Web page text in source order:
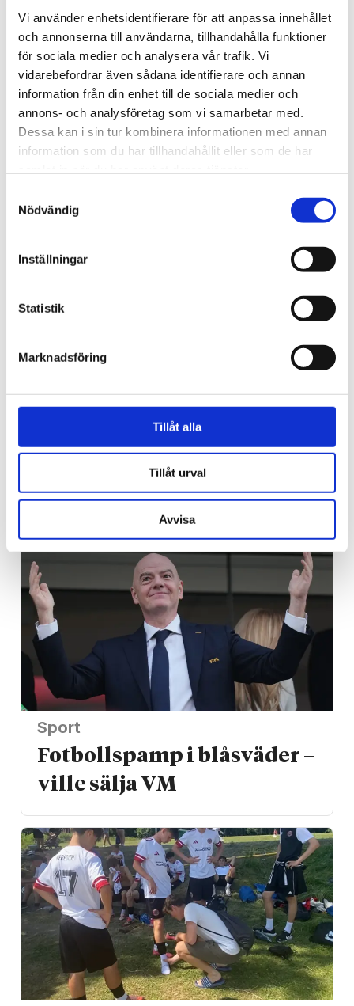
Vi använder enhetsidentifierare för att anpassa innehållet
och annonserna till användarna, tillhandahålla funktioner
för sociala medier och analysera vår trafik. Vi
vidarebefordrar även sådana identifierare och annan
information från din enhet till de sociala medier och
annons- och analysföretag som vi samarbetar med.
Dessa kan i sin tur kombinera informationen med annan
information som du har tillhandahållit eller som de har
Nödvändig
Inställningar
Statistik
Marknadsföring
Tillåt alla
Tillåt urval
Avvisa
Förtalslagen
Rättegång mot Alfvén
närmar sig – nu kräver
tusentals ändrad
När hjärtat säger ja till Gud
Sport
Fotbollspamp i blåsväder –
ville sälja VM